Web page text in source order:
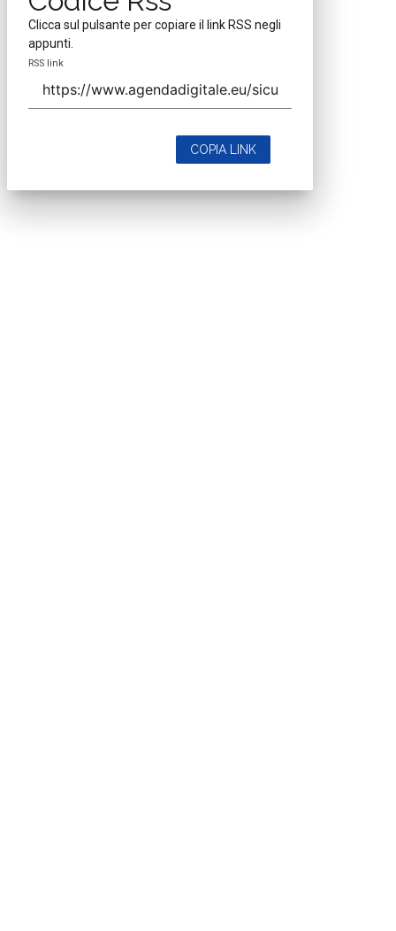
Clicca sul pulsante per copiare il link RSS negli
appunti.
RSS link
COPIA LINK